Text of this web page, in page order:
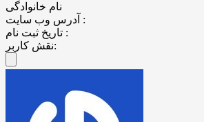
نام خانوادگی
آدرس وب سایت :
تاریخ ثبت نام :
نقش کاربر: